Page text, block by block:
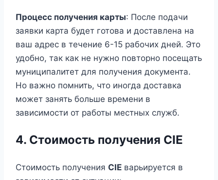
Процесс получения карты: После подачи
заявки карта будет готова и доставлена на
ваш адрес в течение 6-15 рабочих дней. Это
удобно, так как не нужно повторно посещать
муниципалитет для получения документа.
Но важно помнить, что иногда доставка
может занять больше времени в
зависимости от работы местных служб.
4. Стоимость получения CIE
Стоимость получения CIE варьируется в